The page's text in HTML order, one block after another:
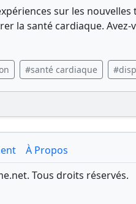
sur les
la santé cardiaque.
#santé cardiaque
À Propos
Tous droits réservés.